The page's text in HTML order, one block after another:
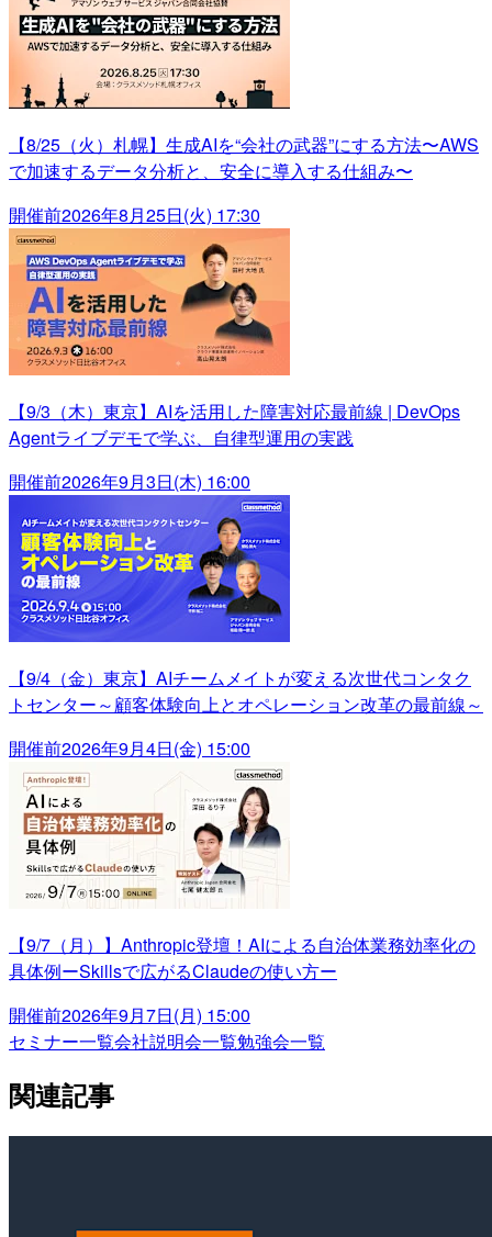
【8/25（火）札幌】生成AIを“会社の武器”にする方法〜AWS
で加速するデータ分析と、安全に導入する仕組み〜
開催前2026年8月25日(火) 17:30
【9/3（木）東京】AIを活用した障害対応最前線 | DevOps
Agentライブデモで学ぶ、自律型運用の実践
開催前2026年9月3日(木) 16:00
【9/4（金）東京】AIチームメイトが変える次世代コンタク
トセンター～顧客体験向上とオペレーション改革の最前線～
開催前2026年9月4日(金) 15:00
【9/7（月）】Anthropic登壇！AIによる自治体業務効率化の
具体例ーSkillsで広がるClaudeの使い方ー
開催前2026年9月7日(月) 15:00
セミナー一覧会社説明会一覧勉強会一覧
関連記事